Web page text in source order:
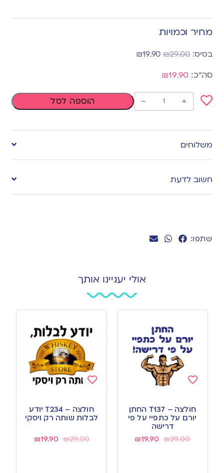
שתפו:
מחיר וכמויות
₪29.00
₪19.90
₪19.90
to
wishlist
+
- הוספה לסל
משלוחים
חשוב לדעת
אולי יעניינו אותך
to
wishlist
חולצה – T137 החתן
יורם על כתפיי על פי
דרישה
₪29.00
₪19.90
to
wishlist
חולצה – T234 יודע
לבלות שותה רק ויסקי
₪29.00
₪19.90